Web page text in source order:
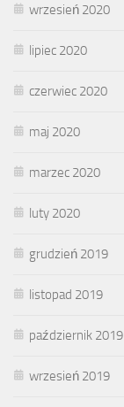
wrzesień 2020
lipiec 2020
czerwiec 2020
maj 2020
marzec 2020
luty 2020
grudzień 2019
listopad 2019
październik 2019
wrzesień 2019